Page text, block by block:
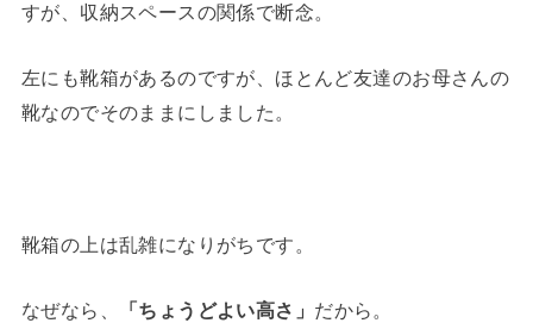
すが、収納スペースの関係で断念。
左にも靴箱があるのですが、ほとんど友達のお母さんの
靴なのでそのままにしました。
靴箱の上は乱雑になりがちです。
なぜなら、 「ちょうどよい高さ」 だから。